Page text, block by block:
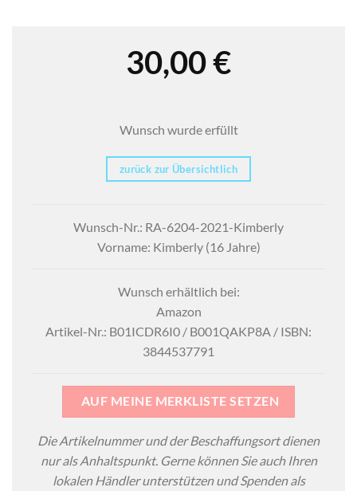
30,00€
Wunsch wurde erfüllt
zurück zur Übersichtlich
Wunsch-Nr.: RA-6204-2021-Kimberly
Vorname: Kimberly (16 Jahre)
Wunsch erhältlich bei:
Amazon
Artikel-Nr.: B01ICDR6I0 / B001QAKP8A / ISBN:
3844537791
AUF MEINE MERKLISTE SETZEN
Die Artikelnummer und der Beschaffungsort dienen
nur als Anhaltspunkt. Gerne können Sie auch Ihren
lokalen Händler unterstützen und Spenden als